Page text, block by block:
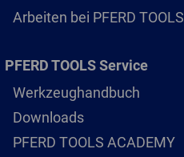
Arbeiten bei PFERD TOOLS
PFERD TOOLS Service
Werkzeughandbuch
Downloads
PFERD TOOLS ACADEMY